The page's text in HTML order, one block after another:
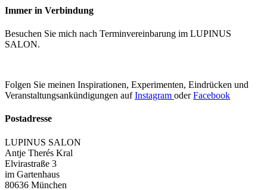
Immer in Verbindung
Besuchen Sie mich nach Terminvereinbarung im LUPINUS
SALON.
Folgen Sie meinen Inspirationen, Experimenten, Eindrücken und
Veranstaltungsankündigungen aufInstagram oderFacebook
Postadresse
LUPINUS SALON
Antje Therés Kral
Elvirastraße 3
im Gartenhaus
80636 München